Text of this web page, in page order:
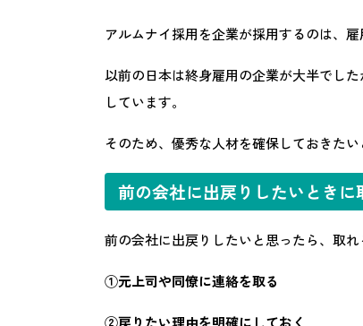
アルムナイ採用を企業が採用するのは、雇
以前の日本は終身雇用の企業が大半でし
しています。
そのため、優秀な人材を確保しておきた
前の会社に出戻りしたいときに
前の会社に出戻りしたいと思ったら、取れ
①元上司や同僚に連絡を取る
②戻りたい理由を明確にしておく